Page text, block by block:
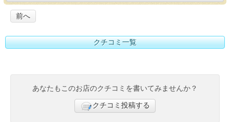
前へ
クチコミ一覧
あなたもこのお店のクチコミを書いてみませんか？
クチコミ投稿する